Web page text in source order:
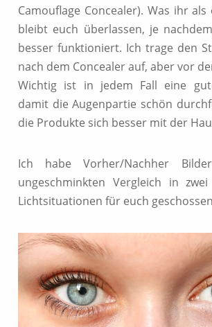
Camouflage Concealer). Was ihr
bleibt euch überlassen, je
besser funktioniert. Ich trage den
nach dem Concealer auf, aber vor
Wichtig ist in jedem Fall eine
damit die Augenpartie schön
die Produkte sich besser mit der
Ich habe Vorher/Nachher
ungeschminkten Vergleich in zwei
Lichtsituationen für euch